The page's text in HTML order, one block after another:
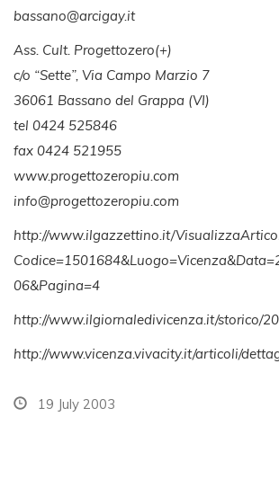
bassano@arcigay.it
Ass. Cult. Progettozero(+)
c/o “Sette”, Via Campo Marzio 7
36061 Bassano del Grappa (VI)
tel 0424 525846
fax 0424 521955
www.progettozeropiu.com
info@progettozeropiu.com
http://www.ilgazzettino.it/
06&Pagina=4
http://www.ilgiornaledivicenza.it/storico/
http://www.vicenza.vivacity.it/articoli/
19 July 2003